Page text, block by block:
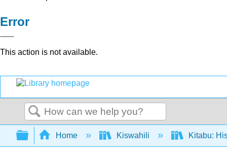
Error
This action is not available.
Search
Expand/collapse global hierarchy
Home Kiswahili Kitabu: